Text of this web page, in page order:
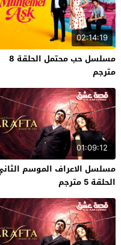
02:14:19
مسلسل حب محتمل الحلقة 8
مترجم
01:09:12
مسلسل الاعراف الموسم
الحلقة 5 مترجم